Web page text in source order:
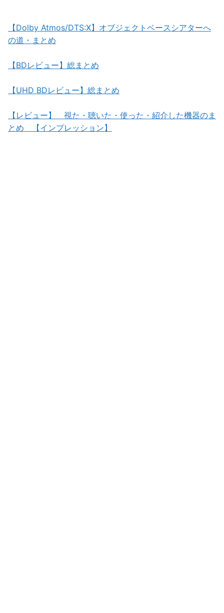
【Dolby Atmos/DTS:X】オブジェクトベースシアターへ
の道・まとめ
【BDレビュー】総まとめ
【UHD BDレビュー】総まとめ
【レビュー】 視た・聴いた・使った・紹介した機器のま
とめ 【インプレッション】